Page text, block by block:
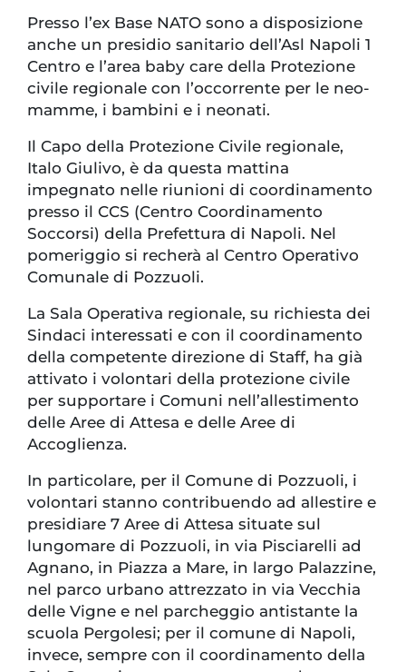
Presso l’ex Base NATO sono a disposizione
anche un presidio sanitario dell’Asl Napoli 1
Centro e l’area baby care della Protezione
civile regionale con l’occorrente per le neo-
mamme, i bambini e i neonati.
Il Capo della Protezione Civile regionale,
Italo Giulivo, è da questa mattina
impegnato nelle riunioni di coordinamento
presso il CCS (Centro Coordinamento
Soccorsi) della Prefettura di Napoli. Nel
pomeriggio si recherà al Centro Operativo
Comunale di Pozzuoli.
La Sala Operativa regionale, su richiesta dei
Sindaci interessati e con il coordinamento
della competente direzione di Staff, ha già
attivato i volontari della protezione civile
per supportare i Comuni nell’allestimento
delle Aree di Attesa e delle Aree di
Accoglienza.
In particolare, per il Comune di Pozzuoli, i
volontari stanno contribuendo ad allestire e
presidiare 7 Aree di Attesa situate sul
lungomare di Pozzuoli, in via Pisciarelli ad
Agnano, in Piazza a Mare, in largo Palazzine,
nel parco urbano attrezzato in via Vecchia
delle Vigne e nel parcheggio antistante la
scuola Pergolesi; per il comune di Napoli,
invece, sempre con il coordinamento della